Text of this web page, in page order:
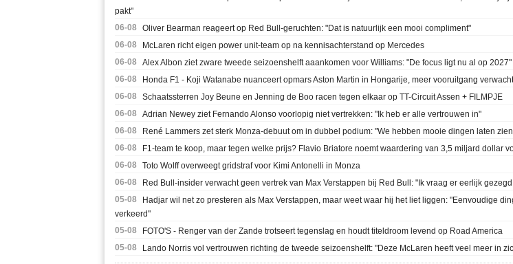
pakt"
06-08 Oliver Bearman reageert op Red Bull-geruchten: "Dat is natuurlijk een mooi compliment"
06-08
McLaren richt eigen power unit-team op na kennisachterstand op Mercedes
06-08 Alex Albon ziet zware tweede seizoenshelft aaankomen voor Williams: "De focus ligt nu al op 2027"
06-08
Honda F1 - Koji Watanabe nuanceert opmars Aston Martin in Hongarije, meer vooruitgang
06-08 Schaatssterren Joy Beune en Jenning de Boo racen tegen elkaar op TT-Circuit Assen + FILMPJE
06-08 Adrian Newey ziet Fernando Alonso voorlopig niet vertrekken: "Ik heb er alle vertrouwen in"
06-08
René Lammers zet sterk Monza-debuut om in dubbel podium: "We hebben mooie dingen laten
06-08
F1-team te koop, maar tegen welke prijs? Flavio Briatore noemt waardering van 3,5 miljard dollar
06-08 Toto Wolff overweegt gridstraf voor Kimi Antonelli in Monza
06-08
Red Bull-insider verwacht geen vertrek van Max Verstappen bij Red Bull: "Ik vraag er eerlijk
05-08
Hadjar wil net zo presteren als Max Verstappen, maar weet waar hij het liet liggen: "Eenvoudige
verkeerd"
05-08
FOTO'S - Renger van der Zande trotseert tegenslag en houdt titeldroom levend op Road America
05-08
Lando Norris vol vertrouwen richting de tweede seizoenshelft: "Deze McLaren heeft veel meer in